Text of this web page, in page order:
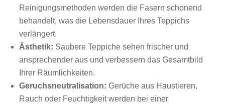
Reinigungsmethoden werden die Fasern schonend
behandelt, was die Lebensdauer Ihres Teppichs
verlängert.
Ästhetik: Saubere Teppiche sehen frischer und
ansprechender aus und verbessern das Gesamtbild
Ihrer Räumlichkeiten.
Geruchsneutralisation: Gerüche aus Haustieren,
Rauch oder Feuchtigkeit werden bei einer